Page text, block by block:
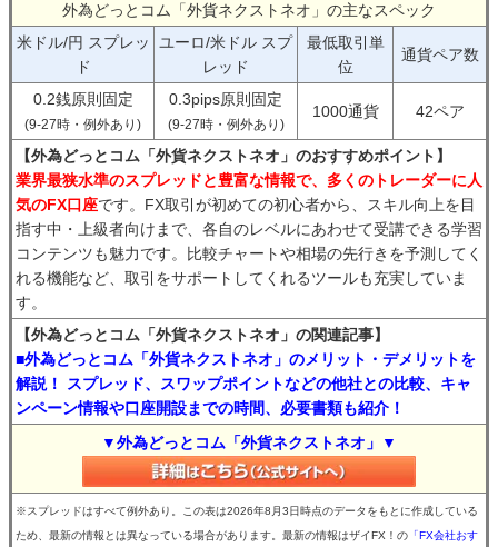
外為どっとコム「外貨ネクストネオ」の主なスペック
米ドル/円 スプレッ
ド
ユーロ/米ドル スプ
レッド
最低取引単
位
通貨ペア数
0.2銭原則固定
(9-27時・例外あり)
0.3pips原則固定
(9-27時・例外あり)
1000通貨 42ペア
【外為どっとコム「外貨ネクストネオ」のおすすめポイント】
業界最狭水準のスプレッドと豊富な情報で、多くのトレーダーに人
気のFX口座です。FX取引が初めての初心者から、スキル向上を目
指す中・上級者向けまで、各自のレベルにあわせて受講できる学習
コンテンツも魅力です。比較チャートや相場の先行きを予測してく
れる機能など、取引をサポートしてくれるツールも充実していま
す。
【外為どっとコム「外貨ネクストネオ」の関連記事】
■外為どっとコム「外貨ネクストネオ」のメリット・デメリットを
解説！ スプレッド、スワップポイントなどの他社との比較、キャ
ンペーン情報や口座開設までの時間、必要書類も紹介！
▼外為どっとコム「外貨ネクストネオ」▼
※スプレッドはすべて例外あり。この表は2026年8月3日時点のデータをもとに作成している
ため、最新の情報とは異なっている場合があります。最新の情報はザイFX！の 「FX会社おす